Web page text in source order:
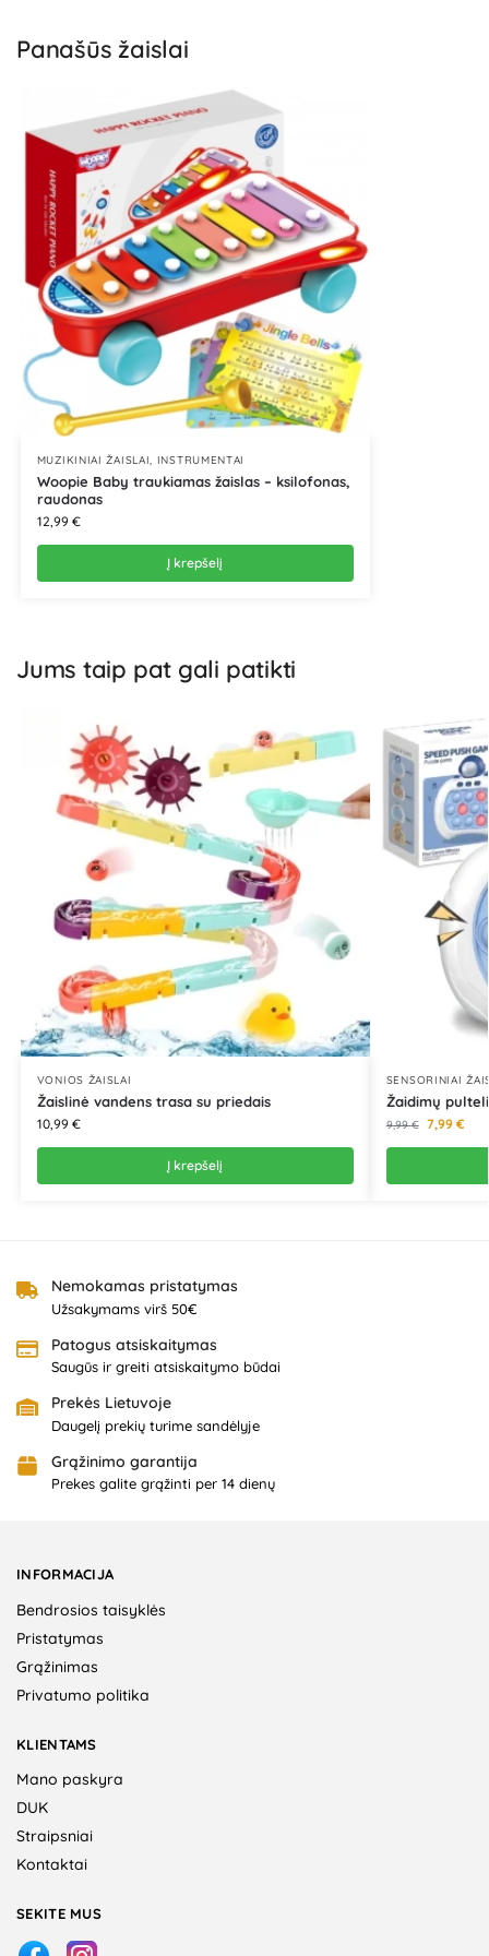
Panašūs žaislai
MUZIKINIAI ŽAISLAI, INSTRUMENTAI
Woopie Baby traukiamas žaislas – ksilofonas,
raudonas
12,99 €
Į krepšelį
Jums taip pat gali patikti
VONIOS ŽAISLAI
Žaislinė vandens trasa su priedais
10,99 €
Į krepšelį
SENSORINIAI
Žaidimų
9,99€ 7,99 €
Nemokamas pristatymas
Užsakymams virš 50€
Patogus atsiskaitymas
Saugūs ir greiti atsiskaitymo būdai
Prekės Lietuvoje
Daugelį prekių turime sandėlyje
Grąžinimo garantija
Prekes galite grąžinti per 14 dienų
INFORMACIJA
Bendrosios taisyklės
Pristatymas
Grąžinimas
Privatumo politika
KLIENTAMS
Mano paskyra
DUK
Straipsniai
Kontaktai
SEKITE MUS